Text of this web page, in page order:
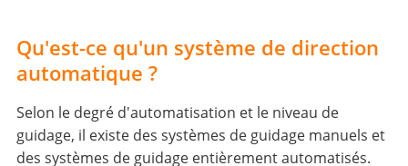
Qu'est-ce qu'un système de direction
automatique ?
Selon le degré d'automatisation et le niveau de
guidage, il existe des systèmes de guidage manuels et
des systèmes de guidage entièrement automatisés.